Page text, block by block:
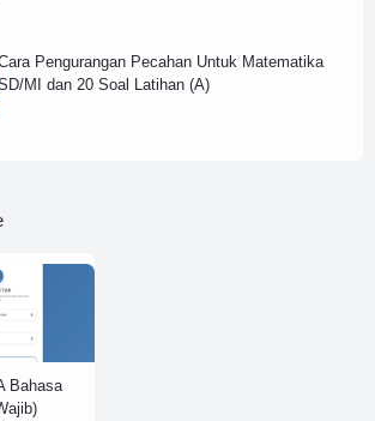
Pengurangan Pecahan Untuk Matematika
MI dan 20 Soal Latihan (A)
Bahasa